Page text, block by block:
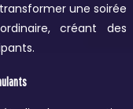
une soirée
créant des